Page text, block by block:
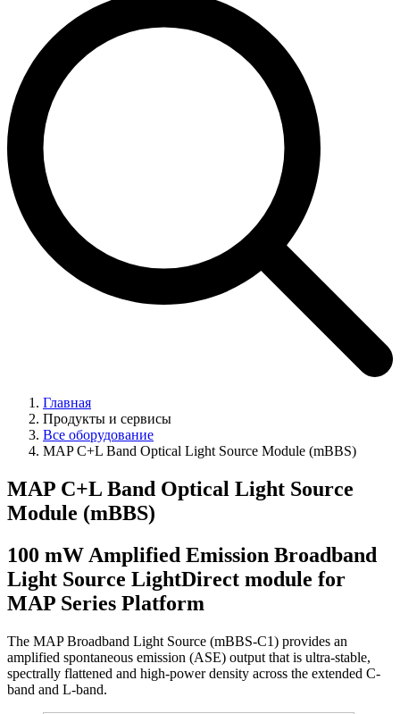
Главная
Продукты и сервисы
Все оборудование
MAP C+L Band Optical Light Source Module (mBBS)
MAP C+L Band Optical Light Source
Module (mBBS)
100 mW Amplified Emission Broadband
Light Source LightDirect module for
MAP Series Platform
The MAP Broadband Light Source (mBBS-C1) provides an
amplified spontaneous emission (ASE) output that is ultra-stable,
spectrally flattened and high-power density across the extended C-
band and L-band.